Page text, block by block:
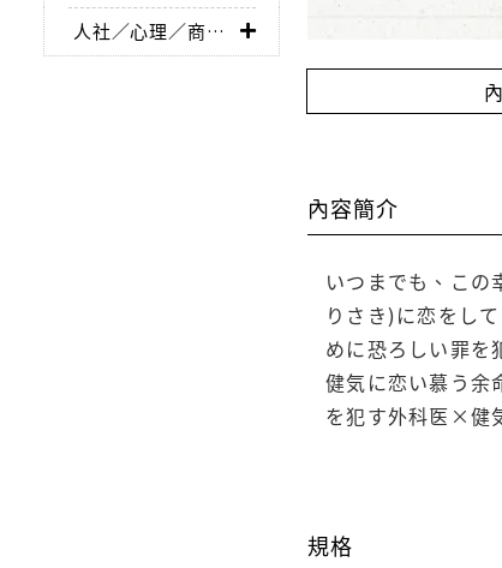
人社／心理／商業／其他
內容簡介
いつまでも、こ
りさき)に恋をし
めに恐ろしい罪
健気に恋い慕う
を犯す外科医×健
規格